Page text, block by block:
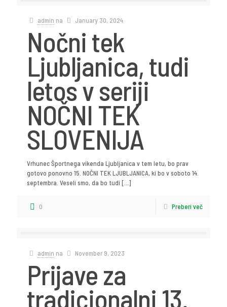
admin na January 30, 2024
Nočni tek
Ljubljanica, tudi
letos v seriji
NOČNI TEK
SLOVENIJA
Vrhunec Športnega vikenda Ljubljanica v tem letu, bo prav
gotovo ponovno 15. NOČNI TEK LJUBLJANICA, ki bo v soboto 14.
septembra. Veseli smo, da bo tudi […]
0 Preberi več
admin na November 9, 2023
Prijave za
tradicionalni 13.